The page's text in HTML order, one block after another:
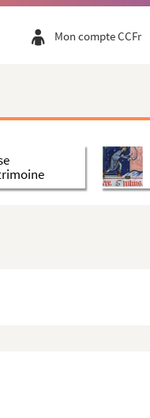
Mon compte CCFr